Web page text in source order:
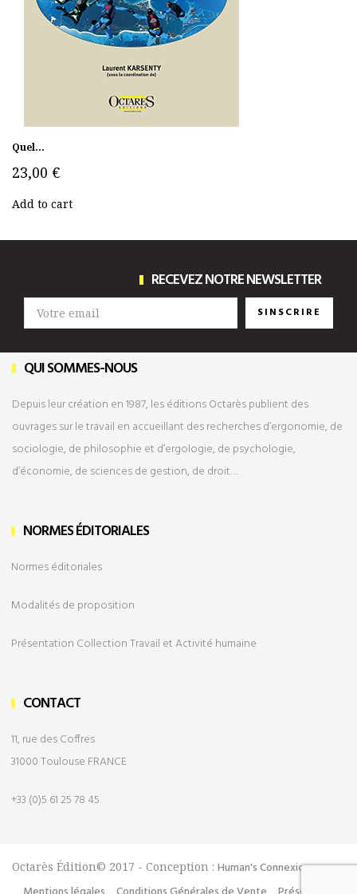
Quel...
23,00 €
Add to cart
RECEVEZ NOTRE NEWSLETTER
SINSCRIRE
QUI SOMMES-NOUS
Depuis leur création en 1987, les éditions Octarès publient des
ouvrages sur le travail en accueillant des recherches d’ergonomie, de
sociologie, de philosophie et d’ergologie, de psychologie,
d’économie, de sciences de gestion, de droit…
NORMES ÉDITORIALES
Normes éditoriales
Modalités de proposition
Présentation Collection Travail et Activité humaine
CONTACT
11, rue des Coffres
31000 Toulouse FRANCE
+33 (0)5 61 25 78 45
Octarès Édition© 2017 - Conception : Human's Connexion